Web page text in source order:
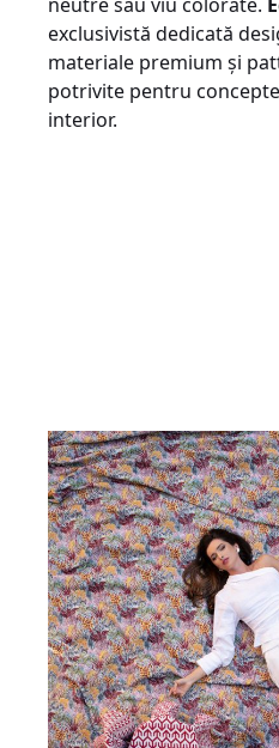
exclusivistă dedicată
materiale premium și
potrivite pentru
interior.